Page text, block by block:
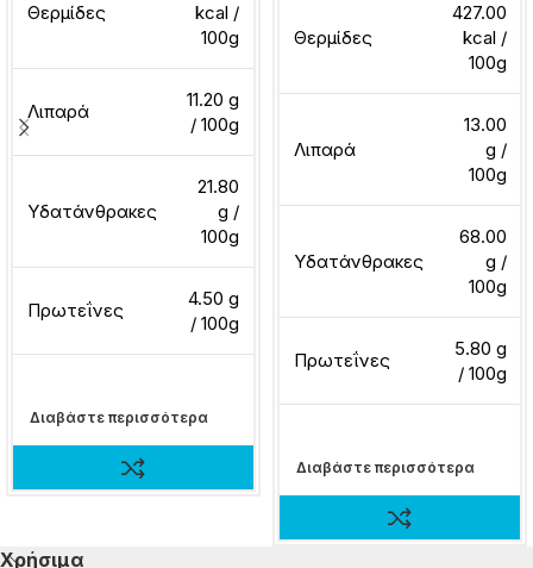
Θερμίδες
kcal /
100g
Λιπαρά
11.20 g
/ 100g
Υδατάνθρακες
21.80
g /
100g
Πρωτεΐνες
4.50 g
/ 100g
Διαβάστε περισσότερα
Θερμίδες
427.00
kcal /
100g
Λιπαρά
13.00
g /
100g
Υδατάνθρακες
68.00
g /
100g
Πρωτεΐνες
5.80 g
/ 100g
Διαβάστε περισσότερα
Χρήσιμα